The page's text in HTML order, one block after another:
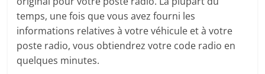
temps, une fois que vous avez fourni les
informations relatives à votre véhicule et à votre
poste radio, vous obtiendrez votre code radio en
quelques minutes.